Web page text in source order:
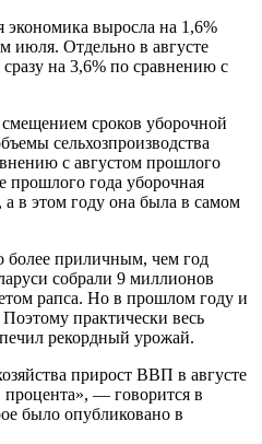
экономика выросла на 1,6%
июля. Отдельно в августе
на 3,6% по сравнению с
сроков уборочной
сельхозпроизводства
с августом прошлого
прошлого года уборочная
а в этом году она была в самом
более приличным, чем год
собрали 9 миллионов
рапса. Но в прошлом году и
практически весь
рекордный урожай.
прирост ВВП в августе
процента», — говорится в
было опубликовано в